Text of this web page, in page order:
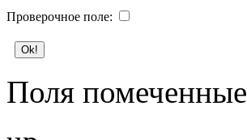
Проверочное поле:
Поля помеченные